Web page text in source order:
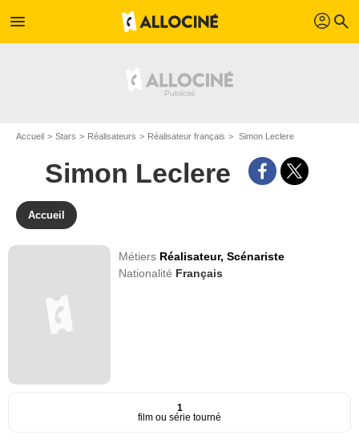
menu profil search
Accueil Stars Réalisateurs Réalisateur français Simon Leclere
Simon Leclere
Accueil
Métiers Réalisateur,Scénariste
Nationalité Français
1
film ou série tourné